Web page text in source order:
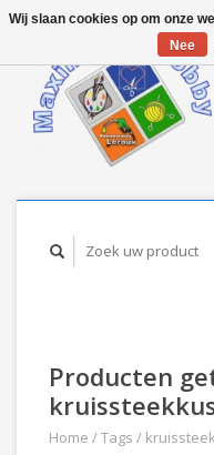
Producten
Home /Tags /
Wij slaan cookies op om onze
Nee